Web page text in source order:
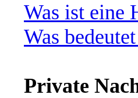
Was ist eine
Was
Private